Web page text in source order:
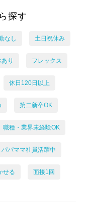
探す
なし 土日祝休み
り フレックス
休日120日以上
第二新卒OK
職種・業界未経験OK
パパママ社員活躍中
せる 面接1回